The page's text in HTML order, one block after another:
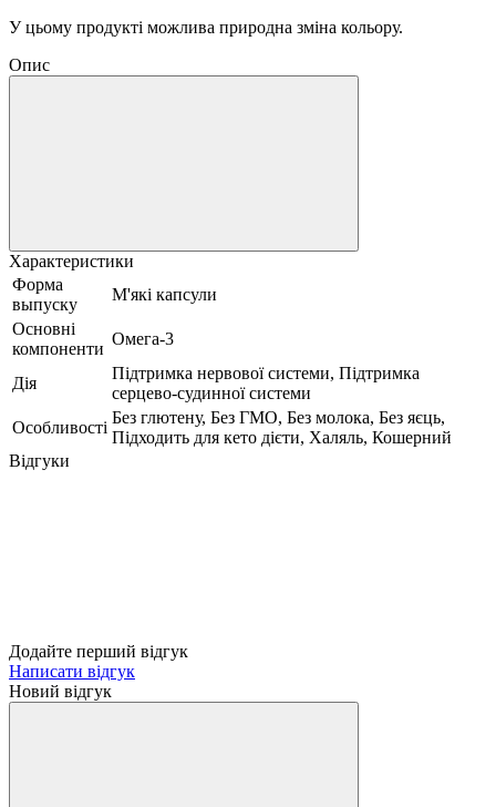
У цьому продукті можлива природна зміна кольору.
Опис
Характеристики
Форма
выпуску
М'які капсули
Основні
компоненти
Омега-3
Дія
Підтримка нервової системи, Підтримка
серцево-судинної системи
Особливості
Без глютену, Без ГМО, Без молока, Без яєць,
Підходить для кето дієти, Халяль, Кошерний
Відгуки
Додайте перший відгук
Написати відгук
Новий відгук